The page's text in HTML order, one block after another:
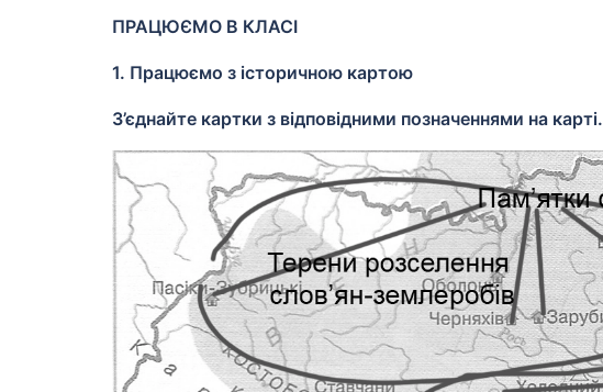
ПРАЦЮЄМО В КЛАСІ
1. Працюємо з історичною картою
З’єднайте картки з відповідними позначеннями на карті.